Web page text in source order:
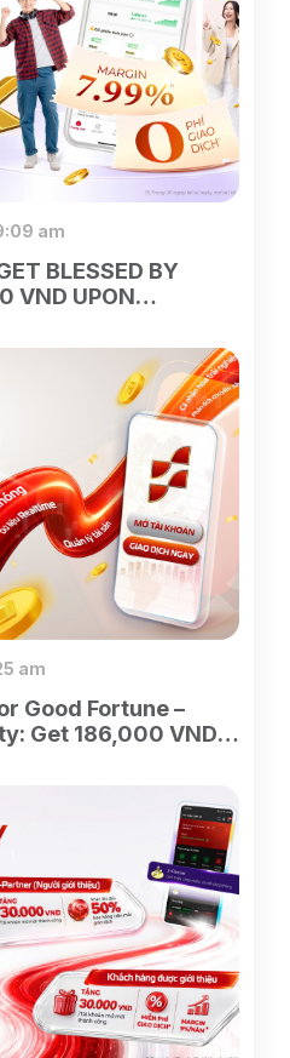
BLESSED BY
VND UPON
MONEY
am
Good Fortune –
Get 186,000 VND
am